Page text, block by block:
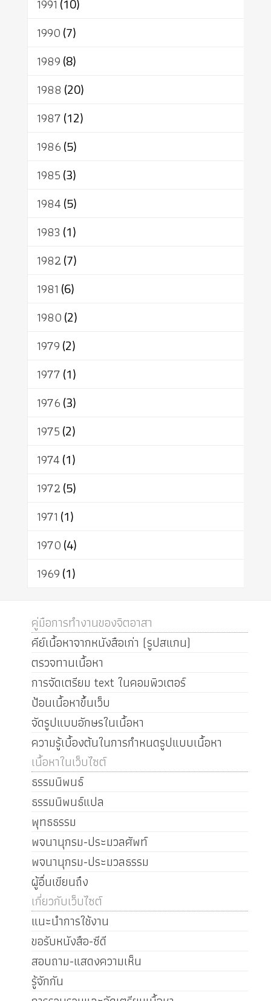
1991 (10)
1990(7)
1989(8)
1988 (20)
1987(12)
1986(5)
1985(3)
1984(5)
1983 (1)
1982(7)
1981 (6)
1980(2)
1979(2)
1977(1)
1976(3)
1975(2)
1974(1)
1972(5)
1971 (1)
1970(4)
1969(1)
คู่มือการทำงานของจิตอาสา
คีย์เนื้อหาจากหนังสือเก่า (รูปสแกน)
ตรวจทานเนื้อหา
การจัดเตรียม text ในคอมพิวเตอร์
ป้อนเนื้อหาขึ้นเว็บ
จัดรูปแบบอักษรในเนื้อหา
ความรู้เบื้องต้นในการกำหนดรูปแบบเนื้อหา
เนื้อหาในเว็บไซต์
ธรรมนิพนธ์
ธรรมนิพนธ์แปล
พุทธธรรม
พจนานุกรม-ประมวลศัพท์
พจนานุกรม-ประมวลธรรม
ผู้อื่นเขียนถึง
เกี่ยวกับเว็บไซต์
แนะนำการใช้งาน
ขอรับหนังสือ-ซีดี
สอบถาม-แสดงความเห็น
รู้จักกัน